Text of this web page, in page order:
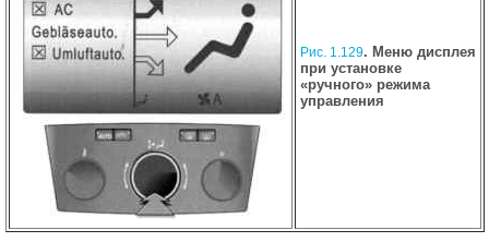
Рис. 1.129. Меню дисплея
при установке
«ручного» режима
управления